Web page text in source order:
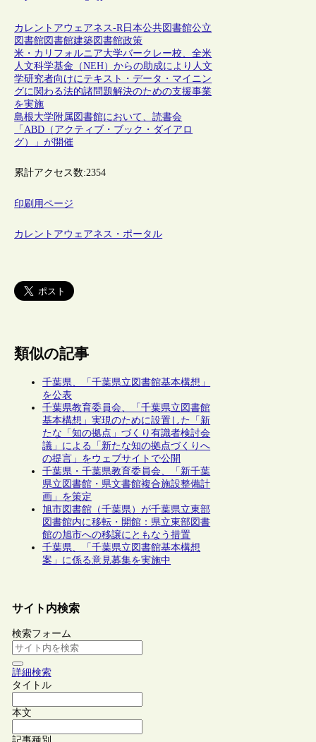
カレントアウェアネス-R日本公共図書館公立
図書館図書館建築図書館政策
米・カリフォルニア大学バークレー校、全米
人文科学基金（NEH）からの助成により人文
学研究者向けにテキスト・データ・マイニン
グに関わる法的諸問題解決のための支援事業
を実施
島根大学附属図書館において、読書会
「ABD（アクティブ・ブック・ダイアロ
グ）」が開催
累計アクセス数:2354
印刷用ページ
カレントアウェアネス・ポータル
類似の記事
千葉県、「千葉県立図書館基本構想」
を公表
千葉県教育委員会、「千葉県立図書館
基本構想」実現のために設置した「新
たな「知の拠点」づくり有識者検討会
議」による「新たな知の拠点づくりへ
の提言」をウェブサイトで公開
千葉県・千葉県教育委員会、「新千葉
県立図書館・県文書館複合施設整備計
画」を策定
旭市図書館（千葉県）が千葉県立東部
図書館内に移転・開館：県立東部図書
館の旭市への移譲にともなう措置
千葉県、「千葉県立図書館基本構想
案」に係る意見募集を実施中
サイト内検索
検索フォーム
詳細検索
タイトル
本文